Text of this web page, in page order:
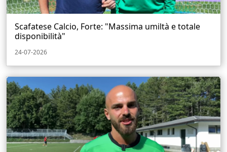
Scafatese Calcio, Forte: "Massima umiltà e totale
disponibilità"
24-07-2026